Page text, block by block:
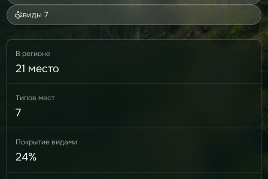
виды 7
В регионе
21 место
Типов мест
7
Покрытие видами
24%